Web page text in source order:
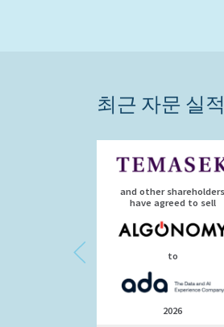
최근 자문 실적
and other shareholders
have agreed to sell
to
2026